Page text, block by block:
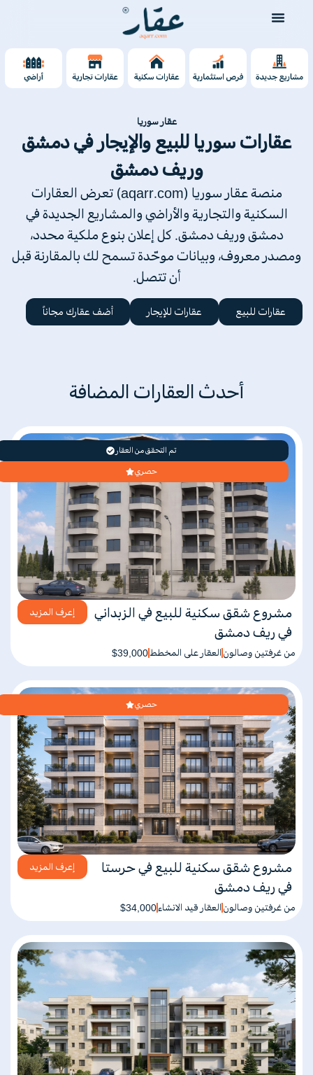
عقار سوريا
عقارات سوريا للبيع والإيجار في دمشق
وريف دمشق
منصة عقار سوريا (aqarr.com) تعرض العقارات
السكنية والتجارية والأراضي والمشاريع الجديدة في
دمشق وريف دمشق. كل إعلان بنوع ملكية محدد،
ومصدر معروف، وبيانات موحّدة تسمح لك بالمقارنة قبل
أن تتصل.
عقارات للبيع عقارات للإيجار أضف عقارك مجاناً
أحدث العقارات المضافة
تم التحقق من العقار
حصري
إعرف المزيد
مشروع شقق سكنية للبيع في الزبداني
في ريف دمشق
من غرفتين وصالونالعقار على المخطط$39,000
حصري
إعرف المزيد
مشروع شقق سكنية للبيع في حرستا
في ريف دمشق
من غرفتين وصالونالعقار قيد الانشاء$34,000